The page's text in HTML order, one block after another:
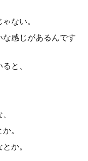
ない。
感じがあるんです
と、
。
か。